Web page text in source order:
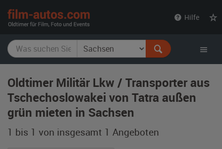
Hilfe
Oldtimer Militär Lkw / Transporter aus
Tschechoslowakei von Tatra außen
grün mieten in Sachsen
1 bis 1 von insgesamt 1 Angeboten